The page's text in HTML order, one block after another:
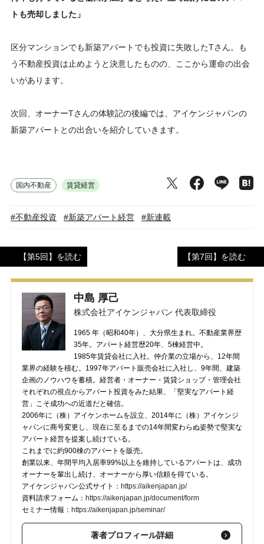
トも売却しました」
区分マンションでも新築アパートでも投資に失敗したTさん。も
う不動産投資は止めようと決意したものの、ここから運命の出会
いがあります。
次回、オーナーTさんの体験記の後編では、アイケンジャパンの
新築アパートとの出合いを紹介していきます。
国内不動産 賃貸経営
#不動産投資 #新築アパート経営 #新連載
【第5回】を読む 【第7回】を読む
中島 厚己
株式会社アイケンジャパン 代表取締役
1965 年（昭和40年）、大分県生まれ。不動産業界歴
35年。アパート経営歴20年、5棟経営中。
1985年賃貸会社に入社。仲介業の立場から、12年間
業界の経験を積む。1997年アパート販売会社に入社し、9年間、建築
企画のノウハウを蓄積。経営者・オーナー・賃貸ショップ・管理会社
それぞれの視点からアパート投資をみた結果、「堅実なアパート経
営」こそ成功への近道だと確信。
2006年に（株）アイケンホームを設立、2014年に（株）アイケンジ
ャパンに商号変更し、現在に至るまでの14年間変わらぬ姿勢で堅実な
アパート経営を提案し続けている。
これまでに約900棟のアパートを販売。
創業以来、年間平均入居率99%以上を維持しているアパートは、成功
オーナーを輩出し続け、オーナーから厚い信頼を得ている。
アイケンジャパン公式サイト： https://aikenjapan.jp/
資料請求フォーム： https://aikenjapan.jp/document/form
セミナー情報： https://aikenjapan.jp/seminar/
著者プロフィール詳細